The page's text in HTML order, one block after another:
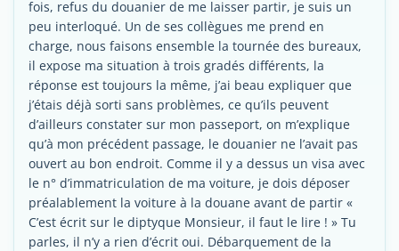
fois, refus du douanier de me laisser partir, je suis un
peu interloqué. Un de ses collègues me prend en
charge, nous faisons ensemble la tournée des bureaux,
il expose ma situation à trois gradés différents, la
réponse est toujours la même, j’ai beau expliquer que
j’étais déjà sorti sans problèmes, ce qu’ils peuvent
d’ailleurs constater sur mon passeport, on m’explique
qu’à mon précédent passage, le douanier ne l’avait pas
ouvert au bon endroit. Comme il y a dessus un visa avec
le n° d’immatriculation de ma voiture, je dois déposer
préalablement la voiture à la douane avant de partir «
C’est écrit sur le diptyque Monsieur, il faut le lire ! » Tu
parles, il n’y a rien d’écrit oui. Débarquement de la